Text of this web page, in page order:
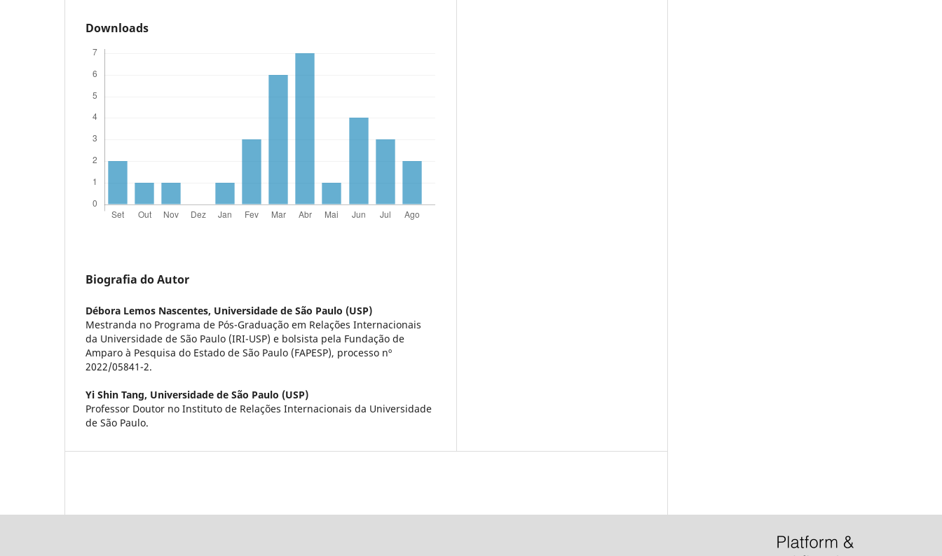
Downloads
Biografia do Autor
Débora Lemos Nascentes, Universidade de São Paulo (USP)
Mestranda no Programa de Pós-Graduação em Relações Internacionais
da Universidade de São Paulo (IRI-USP) e bolsista pela Fundação de
Amparo à Pesquisa do Estado de São Paulo (FAPESP), processo nº
2022/05841-2.
Yi Shin Tang, Universidade de São Paulo (USP)
Professor Doutor no Instituto de Relações Internacionais da Universidade
de São Paulo.